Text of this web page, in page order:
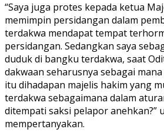
“Saya juga protes kepada ketua
memimpin persidangan dalam
terdakwa mendapat tempat
persidangan. Sedangkan saya
duduk di bangku terdakwa, saat
dakwaan seharusnya sebagai
itu dihadapan majelis hakim yang
terdakwa sebagaimana dalam
ditempati saksi pelapor anehkan?”
mempertanyakan.